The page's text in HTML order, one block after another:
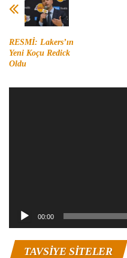
RESMİ: Lakers’ın
Yeni Koçu Redick
Oldu
00:00
TAVSIYE SITELER